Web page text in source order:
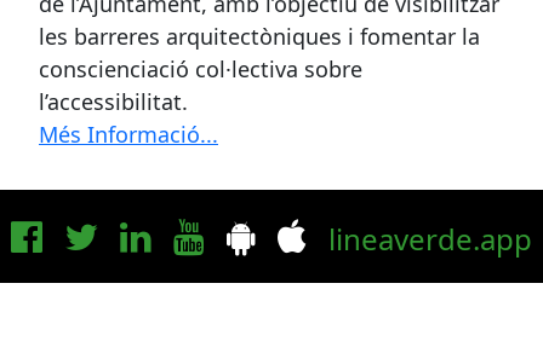
les barreres arquitectòniques i fomentar la
conscienciació col·lectiva sobre
l’accessibilitat.
Més Informació...
lineaverde.app